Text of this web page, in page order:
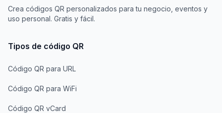
Crea códigos QR personalizados para tu negocio, eventos y
uso personal. Gratis y fácil.
Tipos de código QR
Código QR para URL
Código QR para WiFi
Código QR vCard